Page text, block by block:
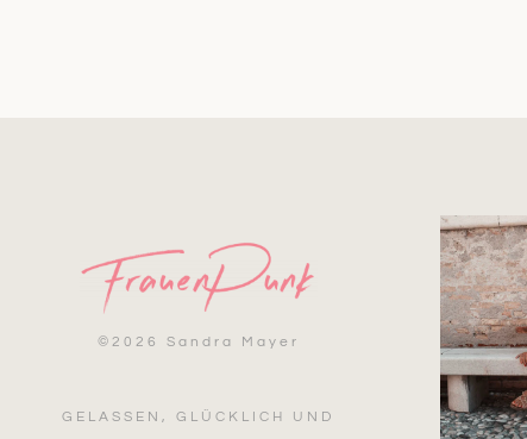
© 2026 Sandra Mayer
GELASSEN, GLÜCKLICH UND